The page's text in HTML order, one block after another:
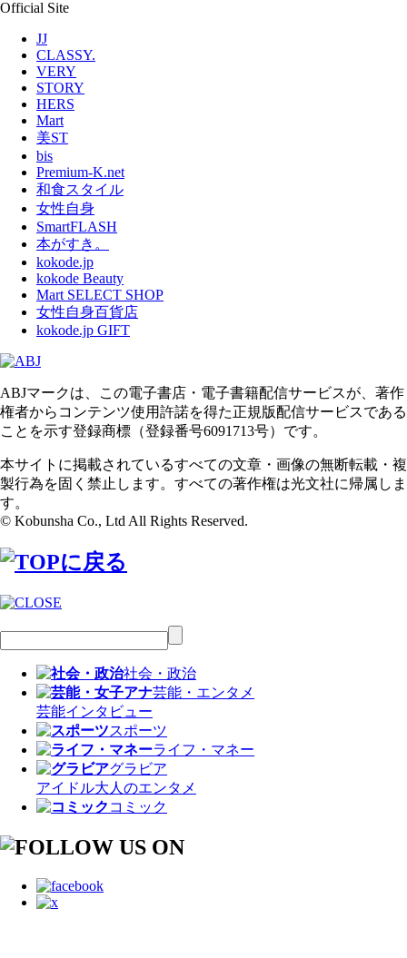
Official Site
JJ
CLASSY.
VERY
STORY
HERS
Mart
美ST
bis
Premium-K.net
和食スタイル
女性自身
SmartFLASH
本がすき。
kokode.jp
kokode Beauty
Mart SELECT SHOP
女性自身百貨店
kokode.jp GIFT
ABJマークは、この電子書店・電子書籍配信サービスが、著作
権者からコンテンツ使用許諾を得た正規版配信サービスである
ことを示す登録商標（登録番号6091713号）です。
本サイトに掲載されているすべての文章・画像の無断転載・複
製行為を固く禁止します。すべての著作権は光文社に帰属しま
す。
© Kobunsha Co., Ltd All Rights Reserved.
社会・政治
芸能・エンタメ
芸能インタビュー
スポーツ
ライフ・マネー
グラビア
アイドル大人のエンタメ
コミック